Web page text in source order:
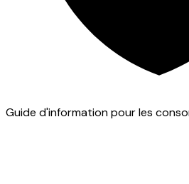
Guide d'information pour les